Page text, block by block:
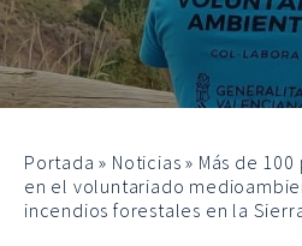
Portada » Noticias » Más de
en el voluntariado
incendios forestales en la